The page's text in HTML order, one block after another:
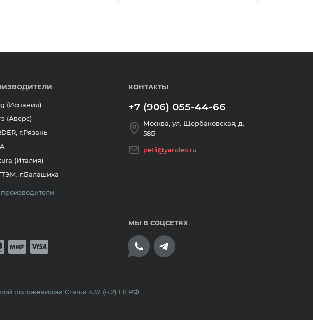
(Испания)
(Аверс)
г.Рязань
(Италия)
г.Балашиха
КОНТАКТЫ
+7 (906) 055-44-66
Москва, ул. Щербаковская, д.
58Б
petli@yandex.ru
оплата банковскими картами
МЫ В СОЦСЕТЯХ
положениями Статьи 437 (п.2) ГК РФ